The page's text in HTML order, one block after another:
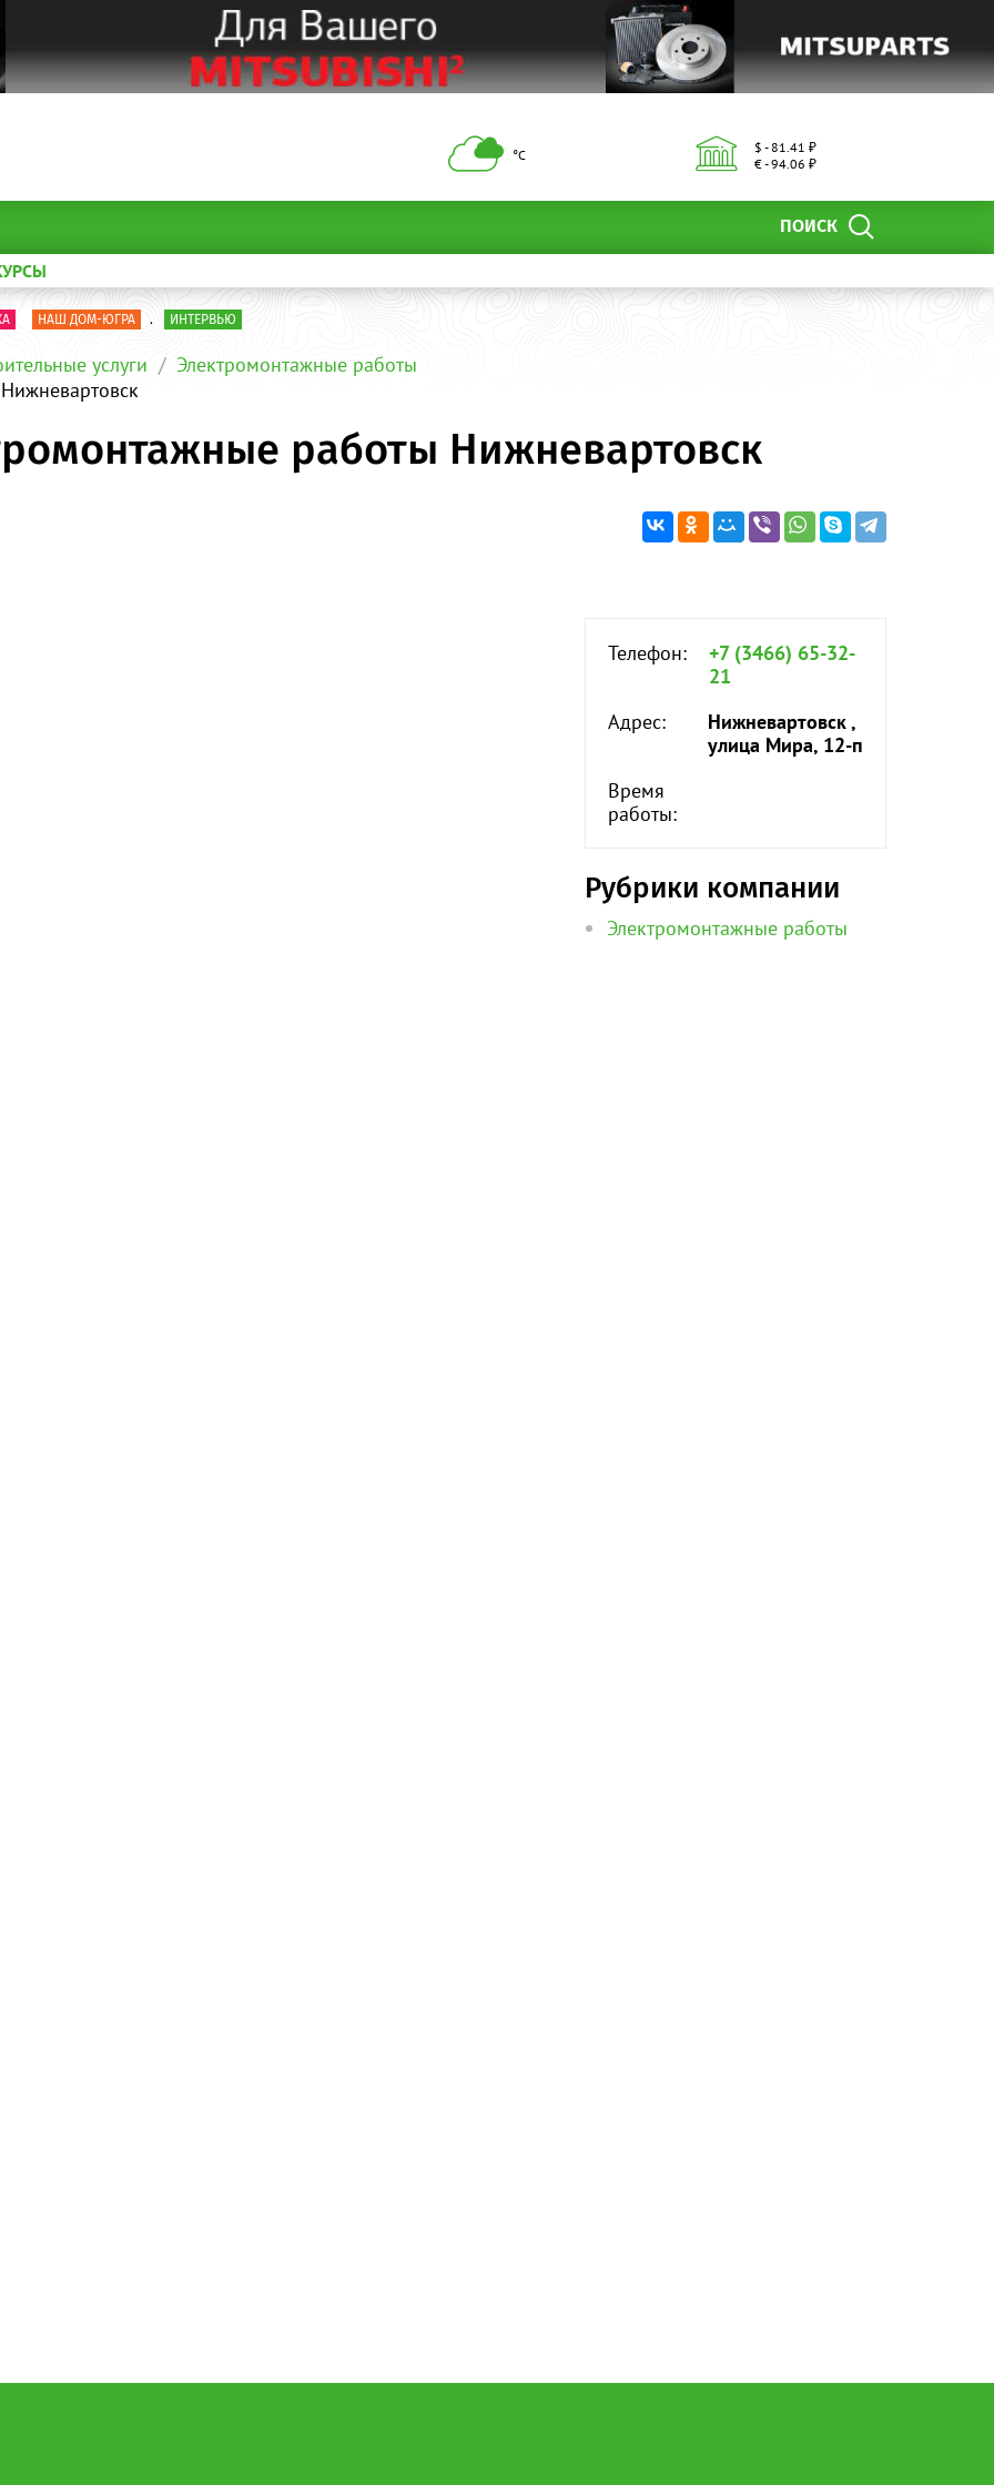
°С
$ - 81.41 ₽
€ - 94.06 ₽
ПОИСК
НАШ ДОМ-ЮГРА . ИНТЕРВЬЮ
услуги
Электромонтажные работы
работы Нижневартовск
Телефон:
+7 (3466) 65-32-
21
Адрес:
Нижневартовск ,
улица Мира, 12-п
Время
работы:
Рубрики компании
Электромонтажные работы